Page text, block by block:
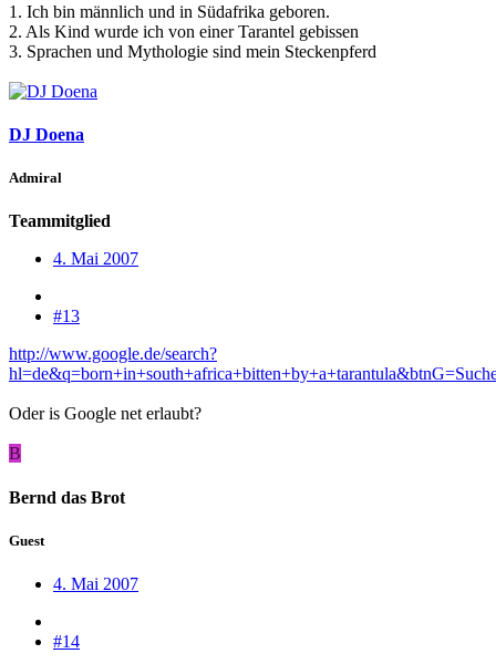
1. Ich bin männlich und in Südafrika geboren.
2. Als Kind wurde ich von einer Tarantel gebissen
3. Sprachen und Mythologie sind mein Steckenpferd
DJ Doena
Admiral
Teammitglied
4. Mai 2007
#13
http://www.google.de/search?
Oder is Google net erlaubt?
B
Bernd das Brot
Guest
4. Mai 2007
#14